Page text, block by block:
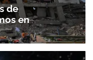
de
en